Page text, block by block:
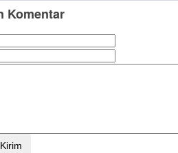
Komentar